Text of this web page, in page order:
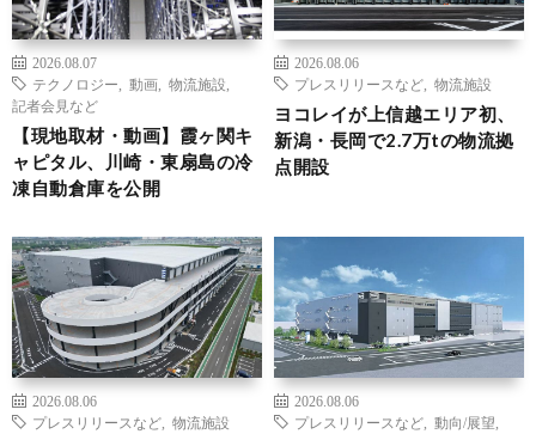
2026.08.07
テクノロジー
動画 物流施設
記者会見など
【現地取材・動画】霞ヶ関キ
ャピタル、川崎・東扇島の冷
凍自動倉庫を公開
2026.08.06
プレスリリースなど
物流施設
ヨコレイが上信越エリア初、
新潟・長岡で2.7万tの物流拠
点開設
2026.08.06
プレスリリースなど
物流施設
2026.08.06
プレスリリースなど
動向/展望